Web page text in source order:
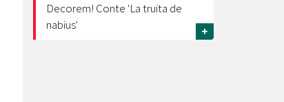
Decorem! Conte 'La truita de
nabius'
+